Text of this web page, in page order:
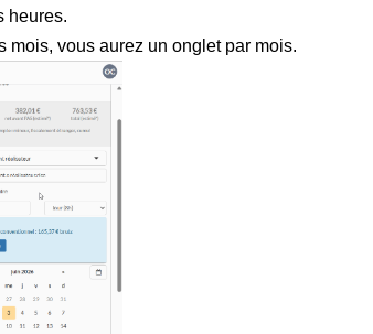
heures.
mois, vous aurez un onglet par mois.